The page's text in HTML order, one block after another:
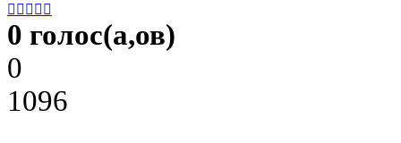
    
0 голос(а,ов)
0
1096